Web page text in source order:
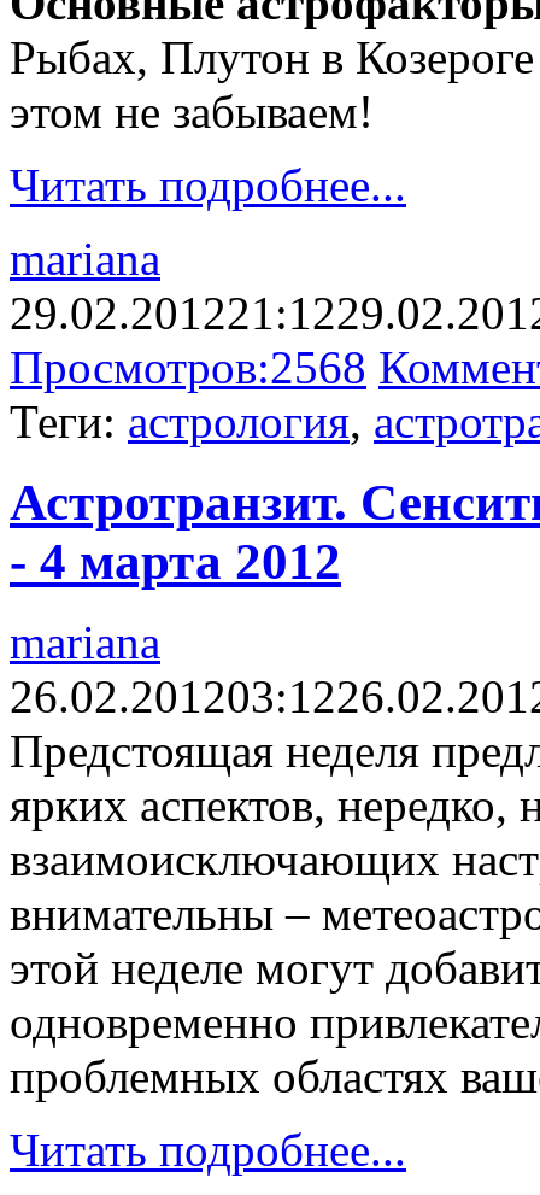
Рыбах, Плутон в
этом не забываем!
Читать подробнее...
mariana
29.02.201221:12
Просмотров:2568
Теги: астрология,
Астротранзит.
- 4 марта 2012
mariana
26.02.201203:12
Предстоящая неделя
ярких аспектов, нередко,
взаимоисключающих
внимательны –
этой неделе могут
одновременно
проблемных областях
Читать подробнее...